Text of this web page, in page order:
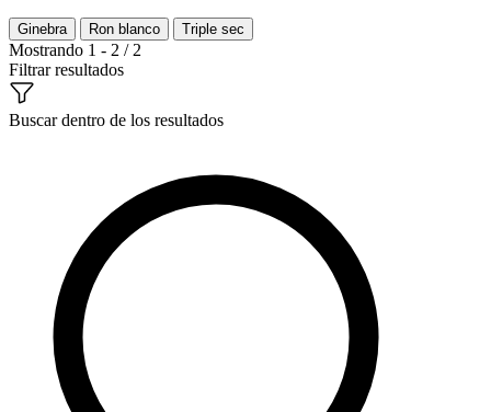
Ginebra Ron blanco Triple sec
Mostrando 1 - 2 / 2
Filtrar resultados
Buscar dentro de los resultados